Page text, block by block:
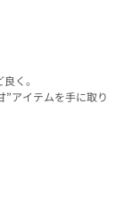
く。
”アイテムを手に取り